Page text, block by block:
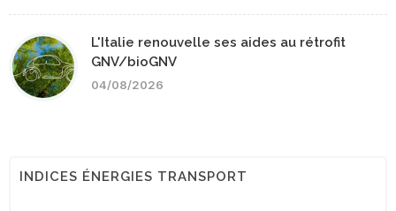
L'Italie renouvelle ses aides au rétrofit
GNV/bioGNV
04/08/2026
INDICES ÉNERGIES TRANSPORT